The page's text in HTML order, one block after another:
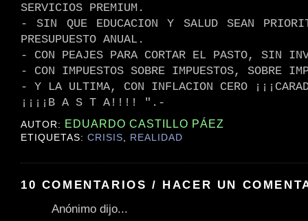
SERVICIOS PREMIUM.
- SIN QUE EDUCACION Y SALUD SEAN
PRESUPUESTO ANUAL.
- CON PEAJES PARA CORTAR EL PASTO, SIN
- CON IMPUESTOS SOBRE IMPUESTOS, SOBRE
- Y LA ULTIMA, CON INFLACION CERO
¡¡¡¡B A S T A!!!! ".-
AUTOR: EDUARDO CASTILLO PÁEZ
ETIQUETAS:CRISIS, REALIDAD
10 COMENTARIOS / HACER UN
Anónimo dijo...